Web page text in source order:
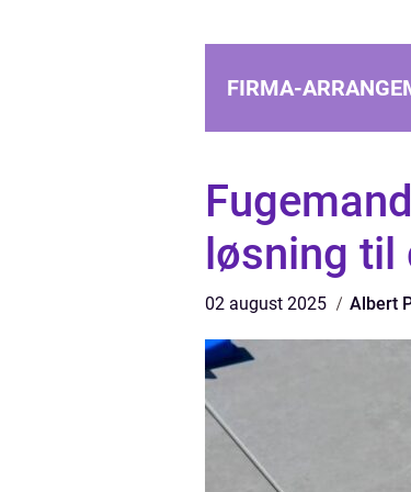
FIRMA-
løsning
02 august 2025 Albert